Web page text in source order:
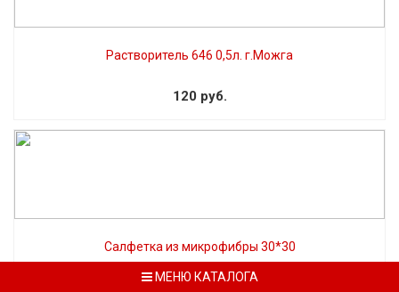
МЕНЮ КАТАЛОГА
Растворитель 646 0,5л. г.Можга
120 руб.
Салфетка из микрофибры 30*30